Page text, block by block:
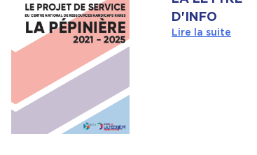
D'INFO
Lire la suite